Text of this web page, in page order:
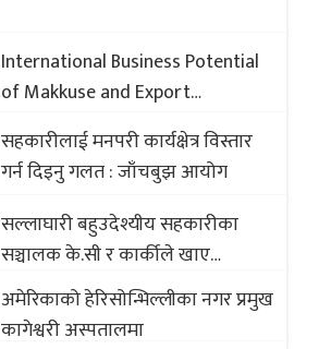
International Business Potential
of Makkuse and Export
Opportunities of Nepali Sweets
with Global Comparison to
Baklava
सहकारीलाई मनपरी कार्यक्षेत्र विस्तार
गर्न दिइनु गलत : जाँचबुझ आयोग
सल्लाघारी बहुउदेश्यीय सहकारीका
सञ्चालक के.सी र कार्कीले खाए
सदस्यको करोडौं बचत
अमेरिकाको हेरिसोन्भिल्लीका नगर प्रमुख
कागेश्वरी अस्पतालमा